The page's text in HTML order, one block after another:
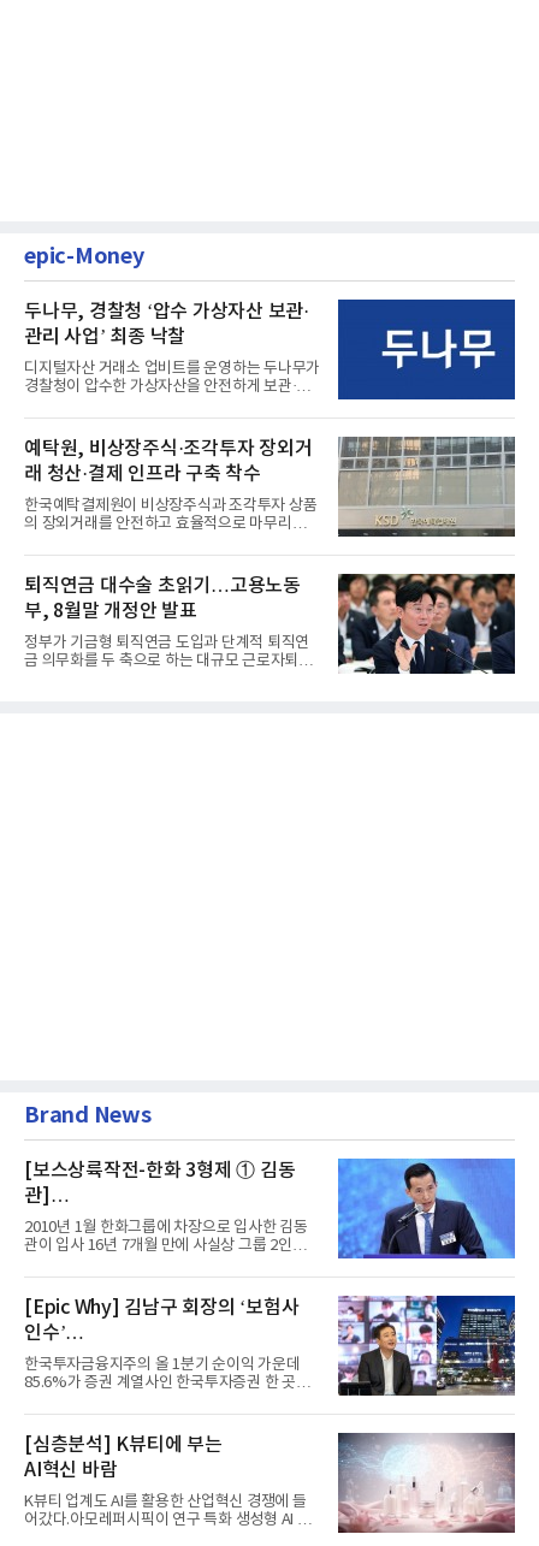
epic-Money
두나무, 경찰청 ‘압수 가상자산 보관·
관리 사업’ 최종 낙찰
디지털자산 거래소 업비트를 운영하는 두나무가
경찰청이 압수한 가상자산을 안전하게 보관·관
예탁원, 비상장주식·조각투자 장외거
래 청산·결제 인프라 구축 착수
한국예탁결제원이 비상장주식과 조각투자 상품
의 장외거래를 안전하고 효율적으로 마무리하기
퇴직연금 대수술 초읽기…고용노동
부, 8월말 개정안 발표
정부가 기금형 퇴직연금 도입과 단계적 퇴직연
금 의무화를 두 축으로 하는 대규모 근로자퇴직
Brand News
[보스상륙작전-한화 3형제 ① 김동
관]
입사 16년 만에 수석부회장 … 경영승
계 ‘초읽기’
2010년 1월 한화그룹에 차장으로 입사한 김동
관이 입사 16년 7개월 만에 사실상 그룹 2인자
[Epic Why] 김남구 회장의 ‘보험사
인수’
발걸음이 신중해진 배경은?
한국투자금융지주의 올 1분기 순이익 가운데
85.6%가 증권 계열사인 한국투자증권 한 곳에
[심층분석] K뷰티에 부는
AI혁신 바람
K뷰티 업계도 AI를 활용한 산업혁신 경쟁에 들
어갔다.아모레퍼시픽이 연구 특화 생성형 AI 플